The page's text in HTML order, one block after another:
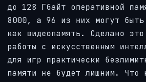
до 128 Гбайт оперативной
8000, а 96 из них могут быть
как видеопамять. Сделано
работы с искусственным
для игр практически
памяти не будет лишним. Что